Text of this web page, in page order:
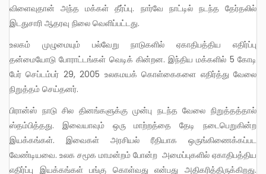
விளைவுதான் அந்த மக்கள் தீர்ப்பு. நார்வே நாட்டில் நடந்த தேர்தலில்
இடதுசாரி ஆதரவு நிலை வெளிப்பட்டது.
உலகம் முழுமையும் பல்வேறு நாடுகளில் ஏகாதிபத்திய எதிர்ப்பு
தன்மையோடு போராட்டங்கள் வெடிக் கின்றன. இந்திய மக்களில் 5 கோடி
பேர் செப்டம்பர் 29, 2005 உலகமயக் கொள்கைகளை எதிர்த்து வேலை
நிறுத்தம் செய்தனர்.
பிரான்ஸ் நாடு சில தினங்களுக்கு முன்பு நடந்த வேலை நிறுத்தத்தால்
ஸ்தம்பித்தது. இவையாவும் ஒரு மாற்றத்தை தேடி நடைபெறுகின்ற
இயக்கங்கள். இவைகள் அரசியல் ரீதியாக ஒருங்கிணைக்கப்பட
வேண்டியவை. உலக சமூக மாமன்றம் போன்ற அமைப்புகளில் ஏகாதிபத்திய
எதிர்ப்பு இயக்கங்கள் பங்கு கொள்வது என்பது அதிகரித்திருக்கிறது.